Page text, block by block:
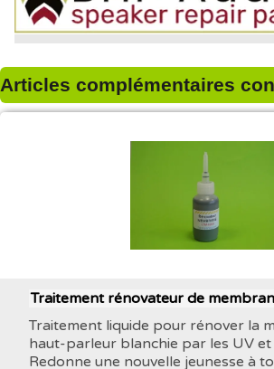
Articles complémentaires
Traitement rénovateur de
Traitement liquide pour rénover la
haut-parleur blanchie par les UV et
Redonne une nouvelle jeunesse à